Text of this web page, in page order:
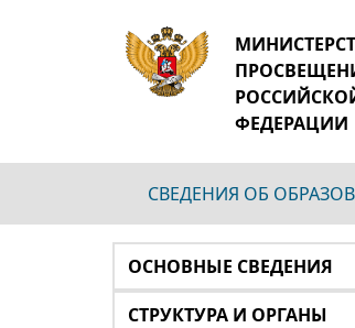
ФЕДЕРАЦИИ
СВЕДЕНИЯ ОБ
ОСНОВНЫЕ СВЕДЕНИЯ
СТРУКТУРА И ОРГАНЫ